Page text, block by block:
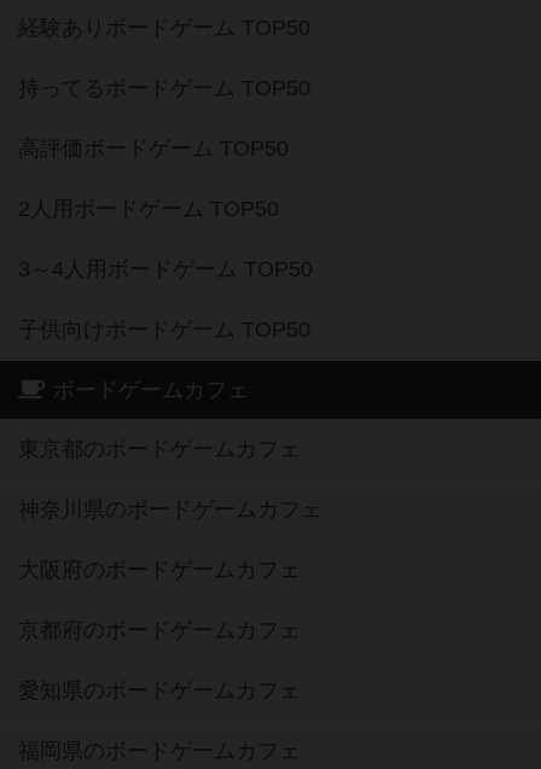
経験ありボードゲーム TOP50
持ってるボードゲーム TOP50
高評価ボードゲーム TOP50
2人用ボードゲーム TOP50
3～4人用ボードゲーム TOP50
子供向けボードゲーム TOP50
ボードゲームカフェ
東京都のボードゲームカフェ
神奈川県のボードゲームカフェ
大阪府のボードゲームカフェ
京都府のボードゲームカフェ
愛知県のボードゲームカフェ
福岡県のボードゲームカフェ